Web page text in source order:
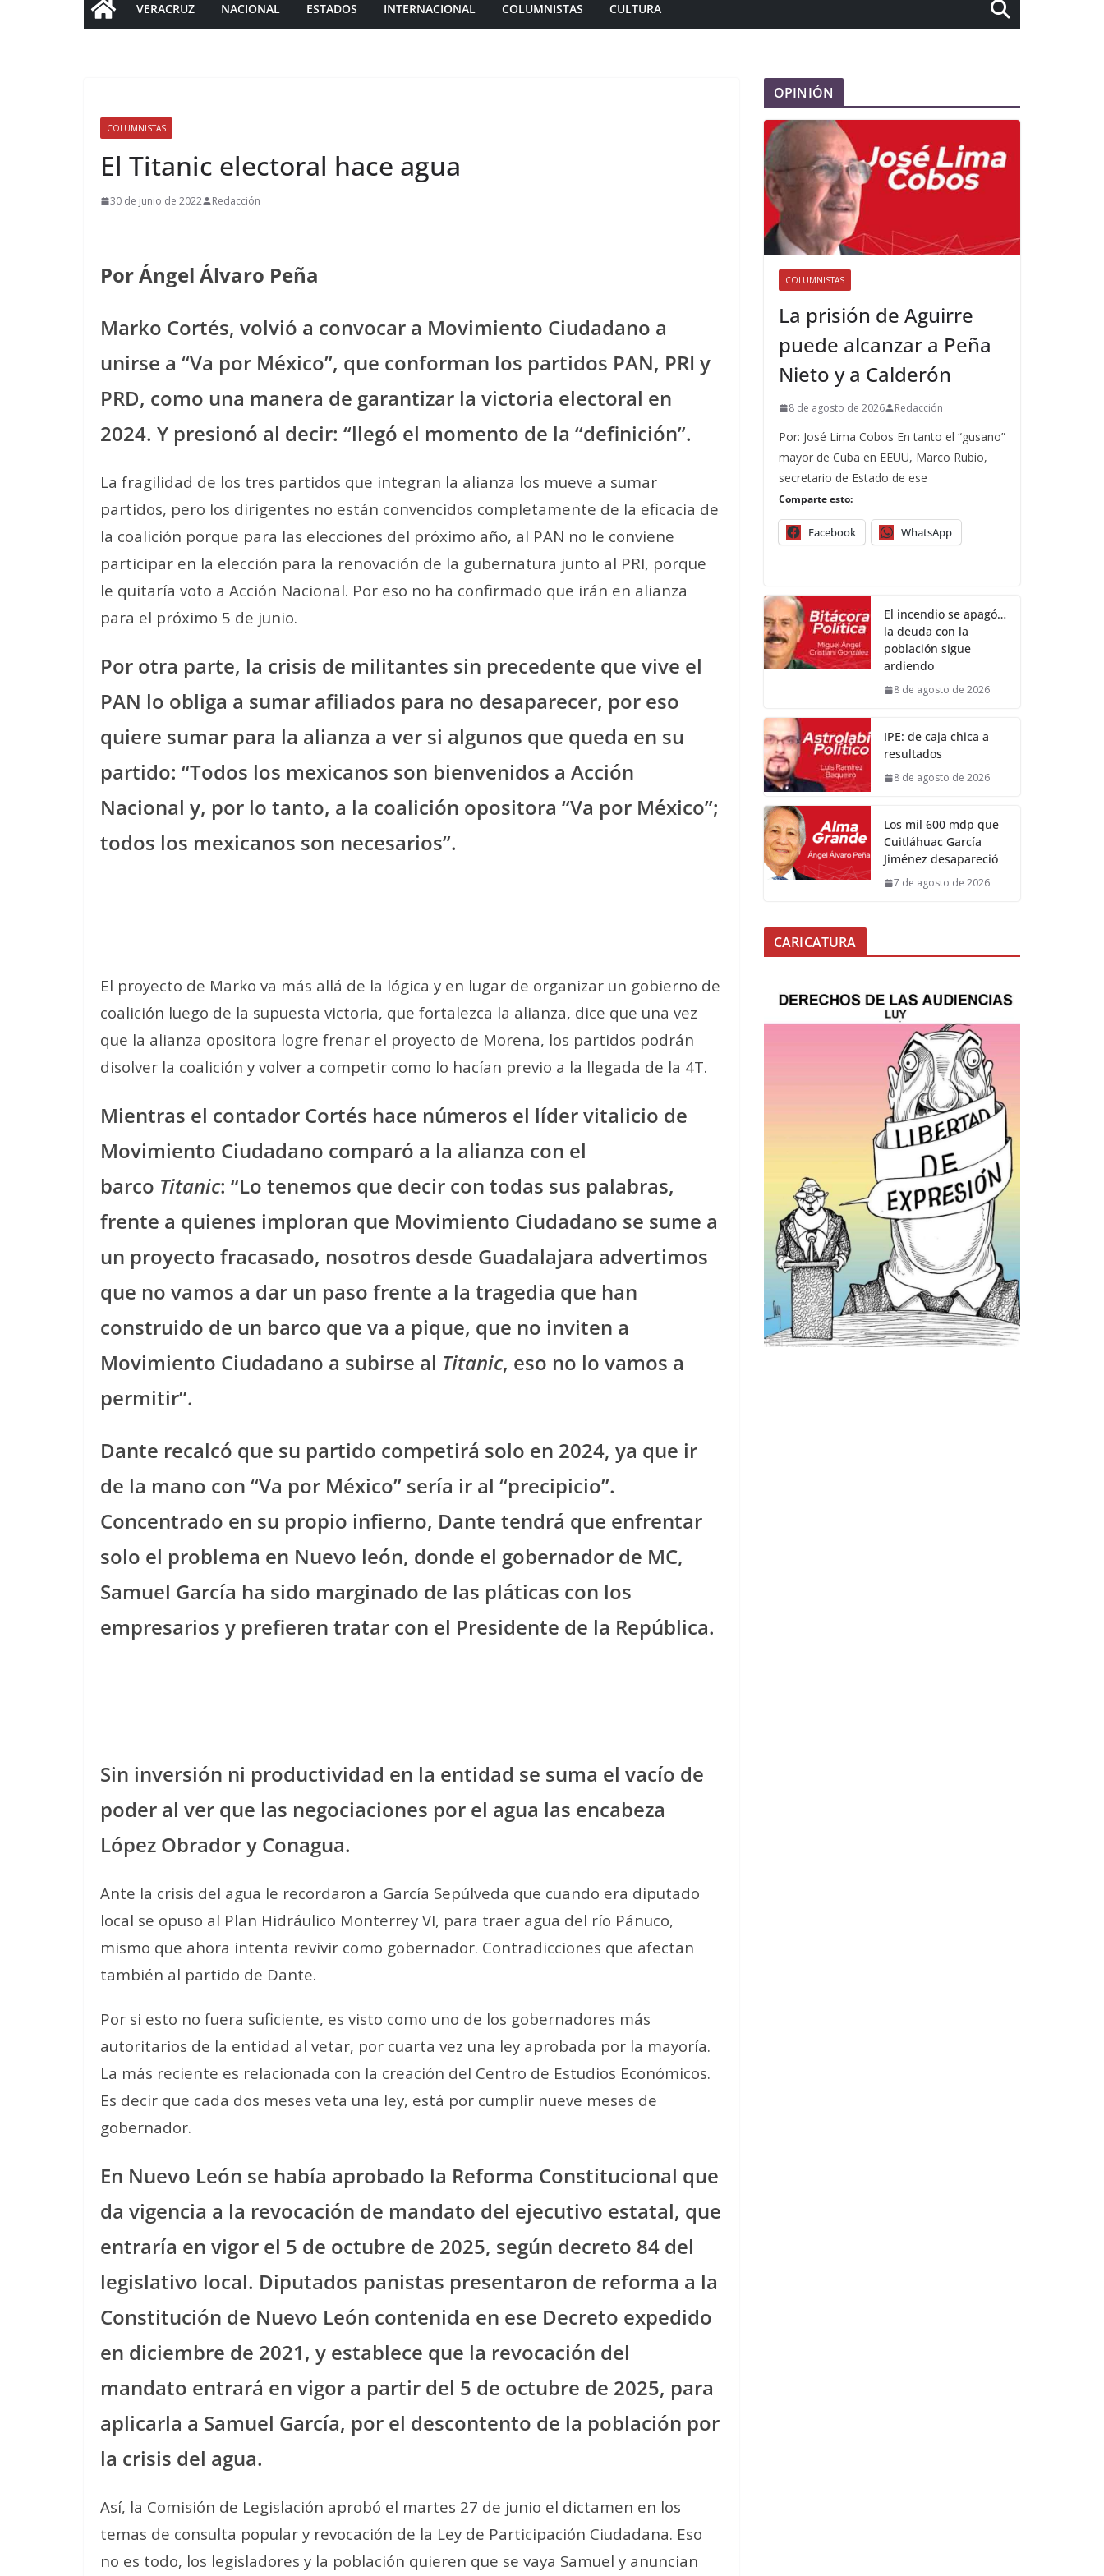
VERACRUZ NACIONAL ESTADOS INTERNACIONAL COLUMNISTAS CULTURA
COLUMNISTAS
El Titanic electoral hace agua
30 de junio de 2022 Redacción
Por Ángel Álvaro Peña
Marko Cortés, volvió a convocar a Movimiento Ciudadano a
unirse a “Va por México”, que conforman los partidos PAN, PRI y
PRD, como una manera de garantizar la victoria electoral en
2024. Y presionó al decir: “llegó el momento de la “definición”.
La fragilidad de los tres partidos que integran la alianza los mueve a sumar
partidos, pero los dirigentes no están convencidos completamente de la eficacia de
la coalición porque para las elecciones del próximo año, al PAN no le conviene
participar en la elección para la renovación de la gubernatura junto al PRI, porque
le quitaría voto a Acción Nacional. Por eso no ha confirmado que irán en alianza
para el próximo 5 de junio.
Por otra parte, la crisis de militantes sin precedente que vive el
PAN lo obliga a sumar afiliados para no desaparecer, por eso
quiere sumar para la alianza a ver si algunos que queda en su
partido: “Todos los mexicanos son bienvenidos a Acción
Nacional y, por lo tanto, a la coalición opositora “Va por México”;
todos los mexicanos son necesarios”.
El proyecto de Marko va más allá de la lógica y en lugar de organizar un gobierno de
coalición luego de la supuesta victoria, que fortalezca la alianza, dice que una vez
que la alianza opositora logre frenar el proyecto de Morena, los partidos podrán
disolver la coalición y volver a competir como lo hacían previo a la llegada de la 4T.
Mientras el contador Cortés hace números el líder vitalicio de
Movimiento Ciudadano comparó a la alianza con el
barco Titanic: “Lo tenemos que decir con todas sus palabras,
frente a quienes imploran que Movimiento Ciudadano se sume a
un proyecto fracasado, nosotros desde Guadalajara advertimos
que no vamos a dar un paso frente a la tragedia que han
construido de un barco que va a pique, que no inviten a
Movimiento Ciudadano a subirse al Titanic, eso no lo vamos a
permitir”.
Dante recalcó que su partido competirá solo en 2024, ya que ir
de la mano con “Va por México” sería ir al “precipicio”.
Concentrado en su propio infierno, Dante tendrá que enfrentar
solo el problema en Nuevo león, donde el gobernador de MC,
Samuel García ha sido marginado de las pláticas con los
empresarios y prefieren tratar con el Presidente de la República.
Sin inversión ni productividad en la entidad se suma el vacío de
poder al ver que las negociaciones por el agua las encabeza
López Obrador y Conagua.
Ante la crisis del agua le recordaron a García Sepúlveda que cuando era diputado
local se opuso al Plan Hidráulico Monterrey VI, para traer agua del río Pánuco,
mismo que ahora intenta revivir como gobernador. Contradicciones que afectan
también al partido de Dante.
Por si esto no fuera suficiente, es visto como uno de los gobernadores más
autoritarios de la entidad al vetar, por cuarta vez una ley aprobada por la mayoría.
La más reciente es relacionada con la creación del Centro de Estudios Económicos.
Es decir que cada dos meses veta una ley, está por cumplir nueve meses de
gobernador.
En Nuevo León se había aprobado la Reforma Constitucional que
da vigencia a la revocación de mandato del ejecutivo estatal, que
entraría en vigor el 5 de octubre de 2025, según decreto 84 del
legislativo local. Diputados panistas presentaron de reforma a la
Constitución de Nuevo León contenida en ese Decreto expedido
en diciembre de 2021, y establece que la revocación del
mandato entrará en vigor a partir del 5 de octubre de 2025, para
aplicarla a Samuel García, por el descontento de la población por
la crisis del agua.
Así, la Comisión de Legislación aprobó el martes 27 de junio el dictamen en los
temas de consulta popular y revocación de la Ley de Participación Ciudadana. Eso
no es todo, los legisladores y la población quieren que se vaya Samuel y anuncian
OPINIÓN
COLUMNISTAS
La prisión de Aguirre
puede alcanzar a Peña
Nieto y a Calderón
8 de agosto de 2026 Redacción
Por: José Lima Cobos En tanto el “gusano”
mayor de Cuba en EEUU, Marco Rubio,
secretario de Estado de ese
Comparte esto:
Facebook WhatsApp
El incendio se apagó…
la deuda con la
población sigue
ardiendo
8 de agosto de 2026
IPE: de caja chica a
resultados
8 de agosto de 2026
Los mil 600 mdp que
Cuitláhuac García
Jiménez desapareció
7 de agosto de 2026
CARICATURA